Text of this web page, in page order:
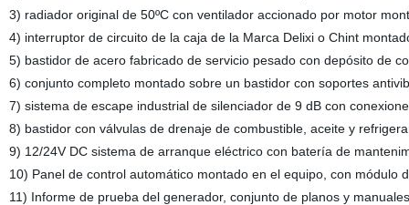
3) radiador original de 50ºC con ventilador accionado por motor
4) interruptor de circuito de la caja de la Marca Delixi o Chint
5) bastidor de acero fabricado de servicio pesado con depósito de
6) conjunto completo montado sobre un bastidor con soportes
7) sistema de escape industrial de silenciador de 9 dB con
8) bastidor con válvulas de drenaje de combustible, aceite y
9) 12/24V DC sistema de arranque eléctrico con batería de
10) Panel de control automático montado en el equipo, con
11) Informe de prueba del generador, conjunto de planos y